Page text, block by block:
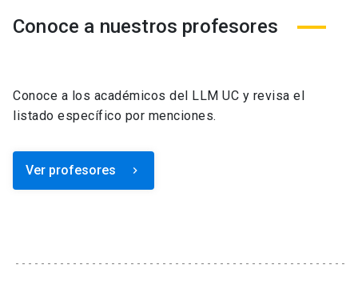
Conoce a nuestros profesores
Conoce a los académicos del LLM UC y revisa el
listado específico por menciones.
Ver profesores keyboard_arrow_right